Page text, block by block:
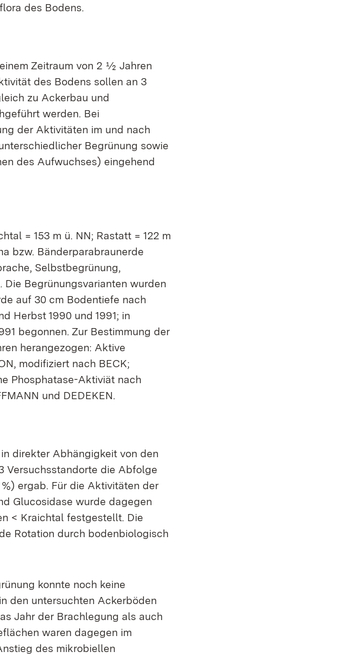
des Bodens.
Zeitraum von 2 ½ Jahren
des Bodens sollen an 3
zu Ackerbau und
werden. Bei
der Aktivitäten im und nach
Begrünung sowie
des Aufwuchses) eingehend
= 153 m ü. NN; Rastatt = 122 m
bzw. Bänderparabraunerde
Selbstbegrünung,
Begrünungsvarianten wurden
auf 30 cm Bodentiefe nach
Herbst 1990 und 1991; in
begonnen. Zur Bestimmung der
herangezogen: Aktive
modifiziert nach BECK;
Phosphatase-Aktiviät nach
und DEDEKEN.
direkter Abhängigkeit von den
Versuchsstandorte die Abfolge
ergab. Für die Aktivitäten der
Glucosidase wurde dagegen
< Kraichtal festgestellt. Die
Rotation durch bodenbiologisch
konnte noch keine
den untersuchten Ackerböden
Jahr der Brachlegung als auch
waren dagegen im
des mikrobiellen